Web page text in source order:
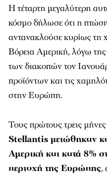
Η τέταρτη μεγαλύτερη
κόσμο δήλωσε ότι η
αντανακλούσε κυρίως
Βόρεια Αμερική, λόγω
των διακοπών τον
προϊόντων και τις
στην Ευρώπη.
Τους πρώτους τρεις
Stellantis μειώθηκαν
Αμερική και κατά 8%
περιοχή της Ευρώπης,